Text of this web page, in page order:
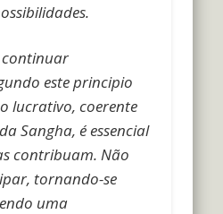
este principio
lucrativo, coerente
Sangha, é essencial
contribuam. Não
tornando-se
uma